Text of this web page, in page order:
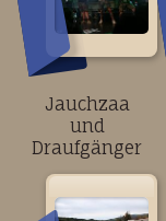
Jauchzaa
und
Draufgänger